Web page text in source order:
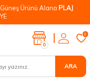
Ürünü Alana PLAJ
ARA
0
0